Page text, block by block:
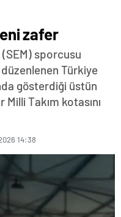
zafer
sporcusu
Türkiye
gösterdiği üstün
Takım kotasını
14:38